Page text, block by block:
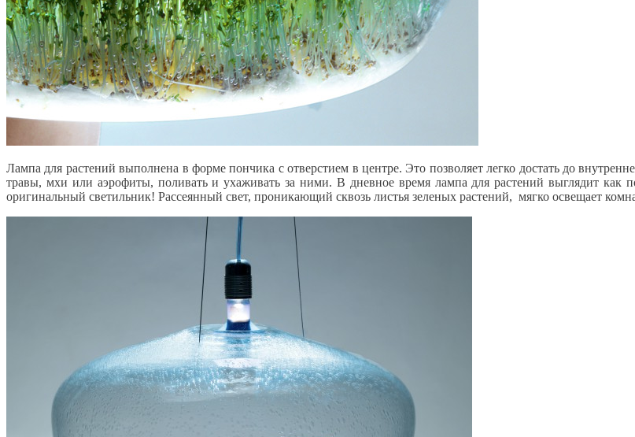
Лампа для растений выполнена в форме пончика с отверстием в центре. Это позволяет легко достать до
травы, мхи или аэрофиты, поливать и ухаживать за ними. В дневное время лампа для растений выглядит как
оригинальный светильник! Рассеянный свет, проникающий сквозь листья зеленых растений, мягко освещает